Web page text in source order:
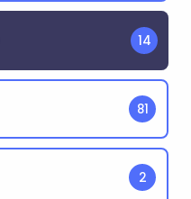
14
81
2